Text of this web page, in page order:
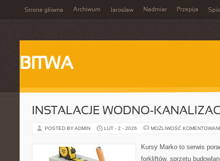
Strona główna Archiwum Jarosław Nadmiar Przepija
BITWA
INSTALACJE WODNO-
POSTED BY ADMIN LUT - 2 - 2026 MOŻLIWOŚĆ
Kursy Marko to serwis
forkliftów, sprzętu